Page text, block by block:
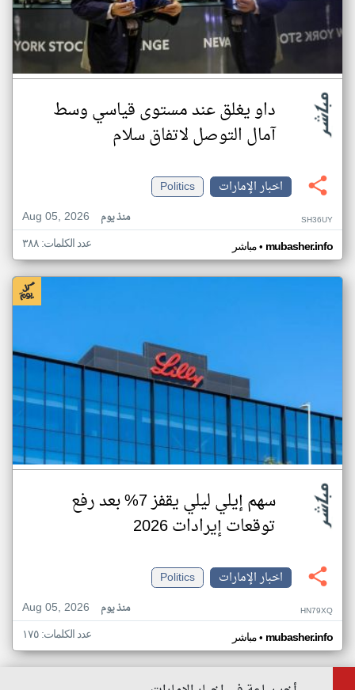
داو يغلق عند مستوى قياسي وسط
آمال التوصل لاتفاق سلام
اخبار الإمارات
Politics
Aug 05, 2026
منذ يوم SH36UY
مباشر• mubasher.info عدد الكلمات: ٣٨٨
سهم إيلي ليلي يقفز 7% بعد رفع
توقعات إيرادات 2026
اخبار الإمارات
Politics
Aug 05, 2026
منذ يوم HN79XQ
مباشر• mubasher.info عدد الكلمات: ١٧٥